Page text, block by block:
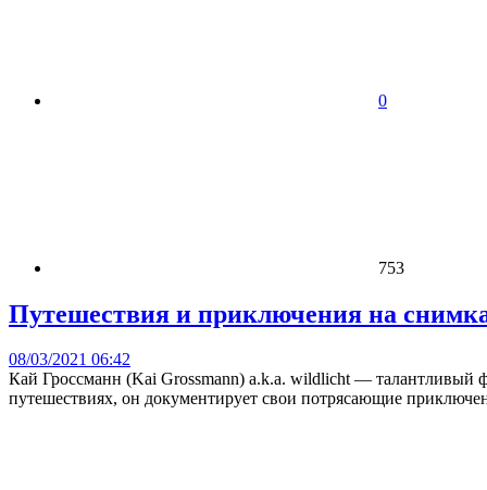
0
753
Путешествия и приключения на
08/03/2021 06:42
Кай Гроссманн (Kai Grossmann) a.k.a. wildlicht — талантливый
путешествиях, он документирует свои потрясающие